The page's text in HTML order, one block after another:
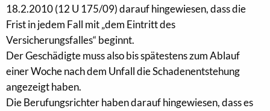
18.2.2010 (12 U 175/09) darauf hingewiesen, dass die
Frist in jedem Fall mit „dem Eintritt des
Versicherungsfalles“ beginnt.
Der Geschädigte muss also bis spätestens zum Ablauf
einer Woche nach dem Unfall die Schadenentstehung
angezeigt haben.
Die Berufungsrichter haben darauf hingewiesen, dass es